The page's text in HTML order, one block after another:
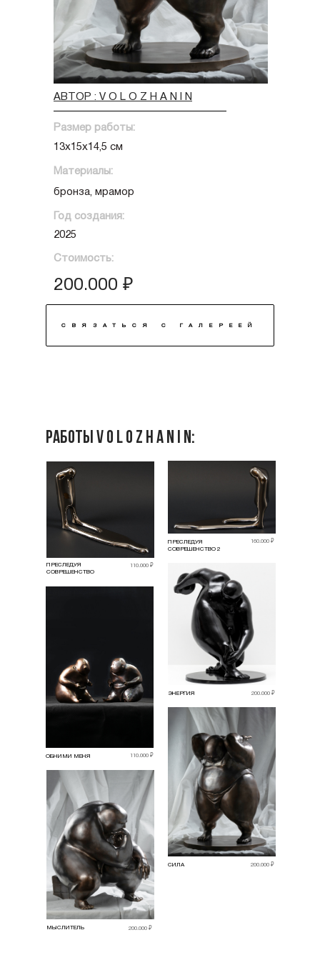
СВЯЗАТЬСЯ С ГАЛЕРЕЕЙ
Размер работы:
200.000 ₽
Стоимость:
Материалы:
бронза, мрамор
Год создания:
2025
13х15х14,5 см
АВТОР : V O L O Z H A N I N
РАБОТЫ V O L O Z H A N I N:
ПРЕСЛЕДУЯ
СОВРЕШЕНСТВО
ПРЕСЛЕДУЯ
СОВРЕШЕНСТВО 2
110.000 ₽
160.000 ₽
ОБНИМИ МЕНЯ 110.000 ₽
МЫСЛИТЕЛЬ 200.000 ₽
СИЛА 200.000 ₽
ЭНЕРГИЯ 200.000 ₽